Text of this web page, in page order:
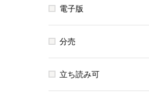
電子版
分売
立ち読み可